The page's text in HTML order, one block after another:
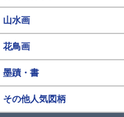
山水画
花鳥画
墨蹟・書
その他人気図柄